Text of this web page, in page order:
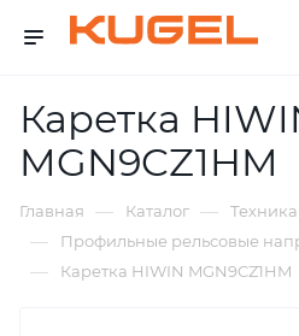
Каретка
MGN9CZ1HM
Главная — Каталог —
— Профильные рельсовые
— Каретка HIWIN MGN9CZ1HM